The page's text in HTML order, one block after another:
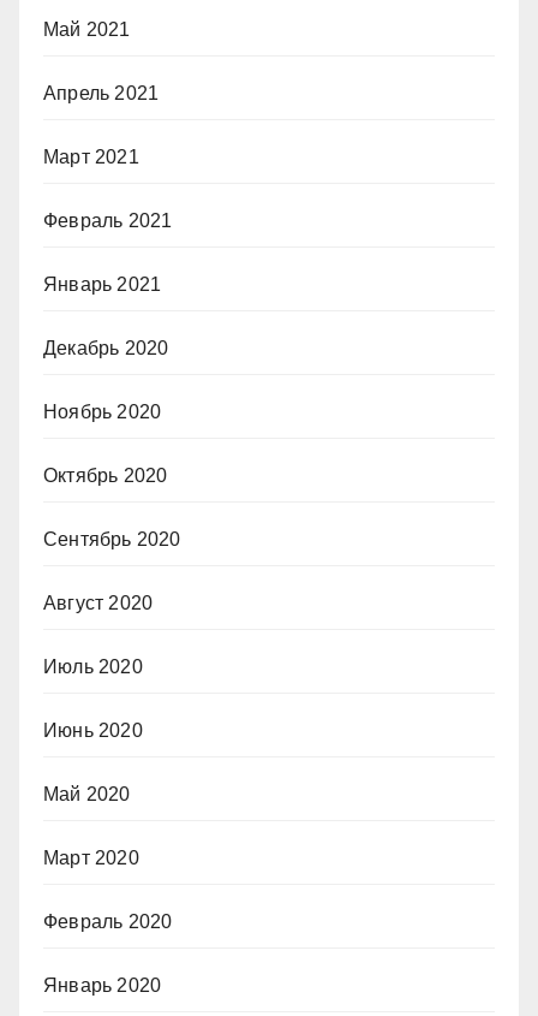
Май 2021
Апрель 2021
Март 2021
Февраль 2021
Январь 2021
Декабрь 2020
Ноябрь 2020
Октябрь 2020
Сентябрь 2020
Август 2020
Июль 2020
Июнь 2020
Май 2020
Март 2020
Февраль 2020
Январь 2020